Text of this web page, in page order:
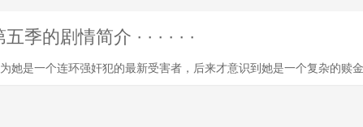
季的剧情简介 · · · · · ·
她是一个连环强奸犯的最新受害者，后来才意识到她是一个复杂的赎金